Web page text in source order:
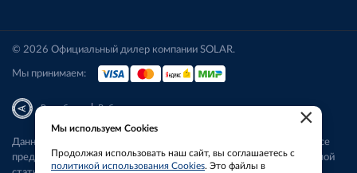
© 2026 Официальный дилер компании SOLAR.
Мы принимаем:
Разработка|Веб-аналитика
Данный сайт носит исключительно информационный характер. Все
представленные предложения не являются офертой, определяемой
×
Мы используем Cookies
Продолжая использовать наш сайт, вы соглашаетесь с
политикой использования Cookies. Это файлы в